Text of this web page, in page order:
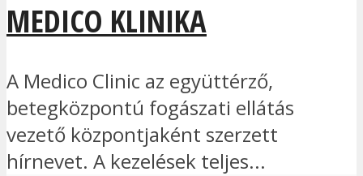
MEDICO KLINIKA
A Medico Clinic az együttérző,
betegközpontú fogászati ellátás
vezető központjaként szerzett
hírnevet. A kezelések teljes...